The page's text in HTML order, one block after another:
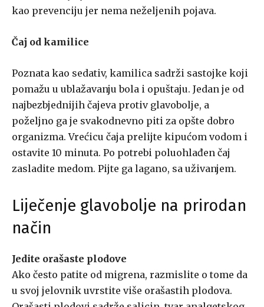
kao prevenciju jer nema neželjenih pojava.
Čaj od kamilice
Poznata kao sedativ, kamilica sadrži sastojke koji
pomažu u ublažavanju bola i opuštaju. Jedan je od
najbezbjednijih čajeva protiv glavobolje, a
poželjno ga je svakodnevno piti za opšte dobro
organizma. Vrećicu čaja prelijte kipućom vodom i
ostavite 10 minuta. Po potrebi poluohlađen čaj
zasladite medom. Pijte ga lagano, sa uživanjem.
Liječenje glavobolje na prirodan
način
Jedite orašaste plodove
Ako često patite od migrena, razmislite o tome da
u svoj jelovnik uvrstite više orašastih plodova.